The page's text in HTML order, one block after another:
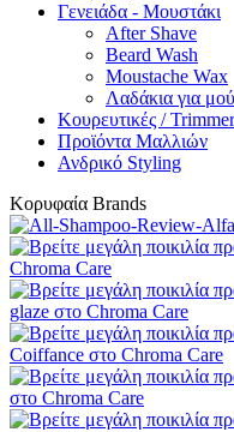
Γενειάδα - Μουστάκι
After Shave
Beard Wash
Moustache Wax
Λαδάκια για
Κουρευτικές /
Προϊόντα Μαλλιών
Ανδρικό Styling
Κορυφαία Brands